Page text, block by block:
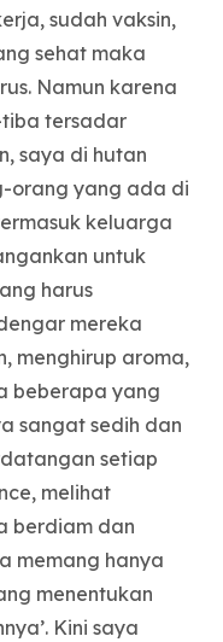
sudah vaksin,
sehat maka
Namun karena
tersadar
saya di hutan
orang yang ada di
keluarga
untuk
harus
mereka
menghirup aroma,
beberapa yang
sangat sedih dan
setiap
melihat
berdiam dan
memang hanya
menentukan
Kini saya